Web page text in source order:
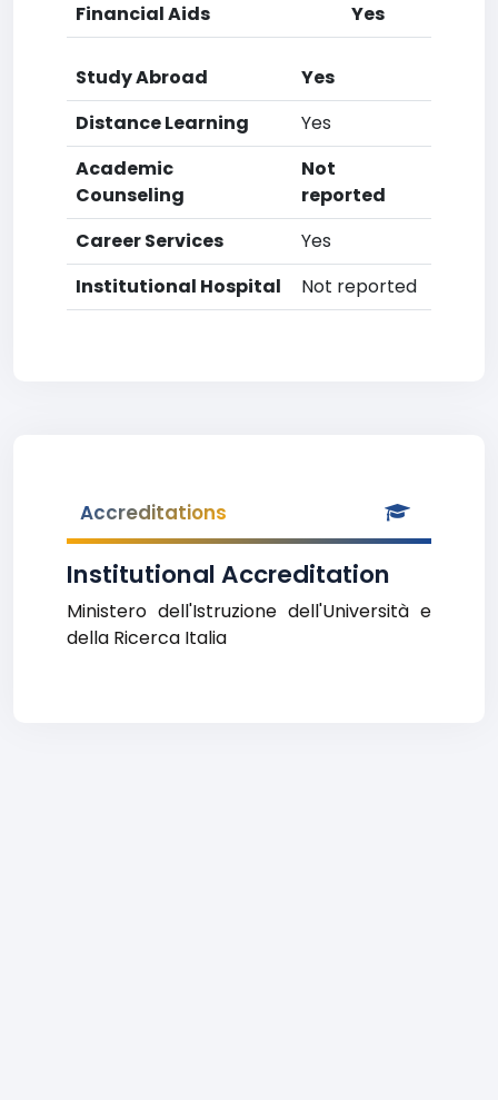
Financial Aids
Yes
Study Abroad
Yes
Distance Learning
Yes
Academic
Counseling
Not
reported
Career Services
Yes
Institutional Hospital
Not reported
Accreditations
Institutional Accreditation
Ministero dell'Istruzione dell'Università e
della Ricerca Italia